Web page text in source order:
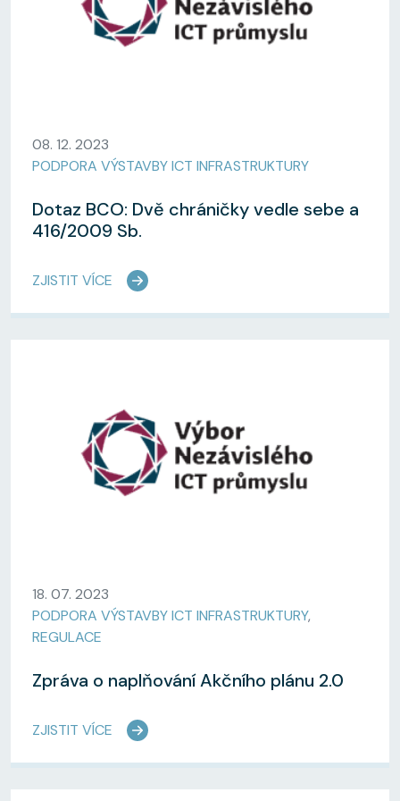
08. 12. 2023
PODPORA VÝSTAVBY ICT INFRASTRUKTURY
Dotaz BCO: Dvě chráničky vedle sebe a
416/2009 Sb.
ZJISTIT VÍCE
18. 07. 2023
PODPORA VÝSTAVBY ICT INFRASTRUKTURY,
REGULACE
Zpráva o naplňování Akčního plánu 2.0
ZJISTIT VÍCE